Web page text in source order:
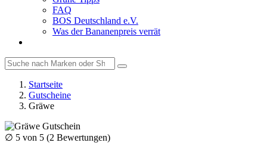
FAQ
BOS Deutschland e.V.
Was der Bananenpreis verrät
Startseite
Gutscheine
Gräwe
∅ 5 von 5 (2 Bewertungen)